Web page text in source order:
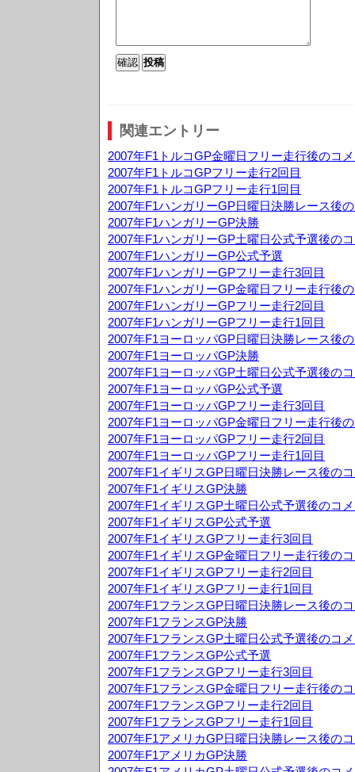
関連エントリー
2007年F1トルコGP金曜日フリー走行後のコ
2007年F1トルコGPフリー走行2回目
2007年F1トルコGPフリー走行1回目
2007年F1ハンガリーGP日曜日決勝レース後
2007年F1ハンガリーGP決勝
2007年F1ハンガリーGP土曜日公式予選後の
2007年F1ハンガリーGP公式予選
2007年F1ハンガリーGPフリー走行3回目
2007年F1ハンガリーGP金曜日フリー走行後
2007年F1ハンガリーGPフリー走行2回目
2007年F1ハンガリーGPフリー走行1回目
2007年F1ヨーロッパGP日曜日決勝レース後
2007年F1ヨーロッパGP決勝
2007年F1ヨーロッパGP土曜日公式予選後の
2007年F1ヨーロッパGP公式予選
2007年F1ヨーロッパGPフリー走行3回目
2007年F1ヨーロッパGP金曜日フリー走行後
2007年F1ヨーロッパGPフリー走行2回目
2007年F1ヨーロッパGPフリー走行1回目
2007年F1イギリスGP日曜日決勝レース後の
2007年F1イギリスGP決勝
2007年F1イギリスGP土曜日公式予選後のコ
2007年F1イギリスGP公式予選
2007年F1イギリスGPフリー走行3回目
2007年F1イギリスGP金曜日フリー走行後の
2007年F1イギリスGPフリー走行2回目
2007年F1イギリスGPフリー走行1回目
2007年F1フランスGP日曜日決勝レース後の
2007年F1フランスGP決勝
2007年F1フランスGP土曜日公式予選後のコ
2007年F1フランスGP公式予選
2007年F1フランスGPフリー走行3回目
2007年F1フランスGP金曜日フリー走行後の
2007年F1フランスGPフリー走行2回目
2007年F1フランスGPフリー走行1回目
2007年F1アメリカGP日曜日決勝レース後の
2007年F1アメリカGP決勝